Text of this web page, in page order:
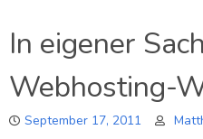
neues
Projekt:
LibDanceTag
In eigener
Webhosting-
September 17, 2011